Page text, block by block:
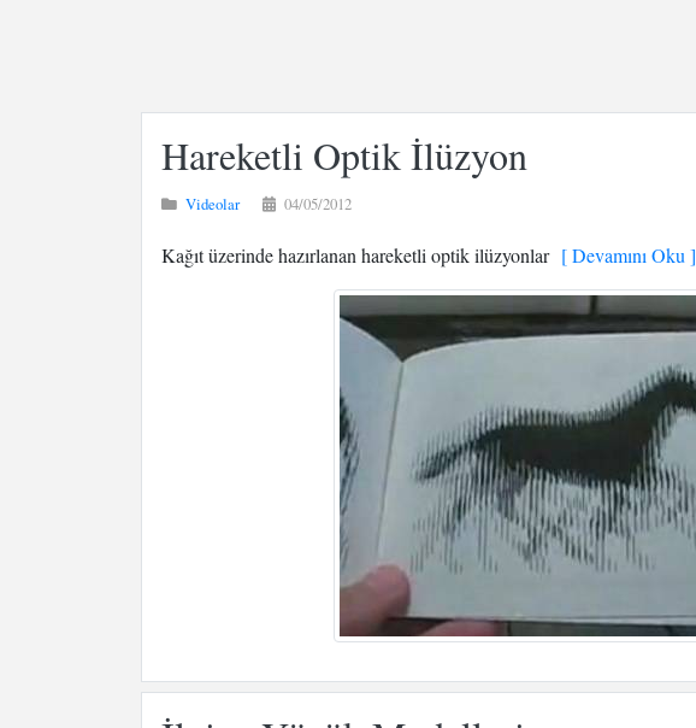
Hareketli Optik İlüzyon
Videolar 04/05/2012
Kağıt üzerinde hazırlanan hareketli optik ilüzyonlar[ Devamını Oku ]